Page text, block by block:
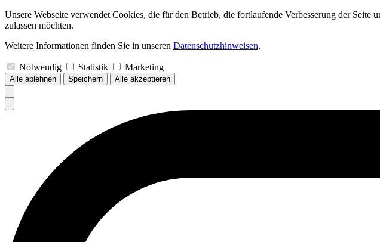
Unsere Webseite verwendet Cookies, die für den Betrieb, die fortlaufende Verbesserung der
zulassen möchten.
Weitere Informationen finden Sie in unseren Datenschutzhinweisen.
Notwendig Statistik Marketing
Alle ablehnen Speichern Alle akzeptieren